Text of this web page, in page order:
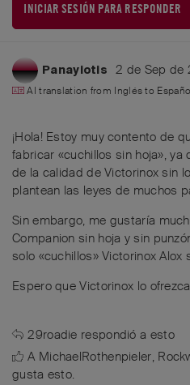
INICIAR SESIÓN PARA RESPONDER
Panayiotis 2 de Sep de
AI translation from Inglésto
¡Hola! Estoy muy contento de
fabricar «cuchillos sin hoja»,
de la calidad de Victorinox sin
plantean las leyes de muchos
Sin embargo, me gustaría
Companion sin hoja y sin
solo «cuchillos» Victorinox Alox
Espero que Victorinox lo
29roadie respondió a esto
A MichaelRothenpieler,
gusta esto.